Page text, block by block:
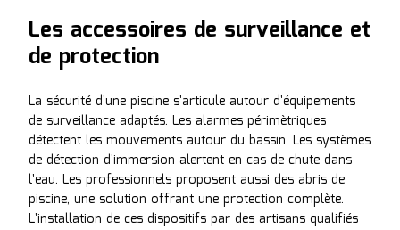
Les accessoires de surveillance et
de protection
La sécurité d'une piscine s'articule autour d'équipements
de surveillance adaptés. Les alarmes périmètriques
détectent les mouvements autour du bassin. Les systèmes
de détection d'immersion alertent en cas de chute dans
l'eau. Les professionnels proposent aussi des abris de
piscine, une solution offrant une protection complète.
L'installation de ces dispositifs par des artisans qualifiés